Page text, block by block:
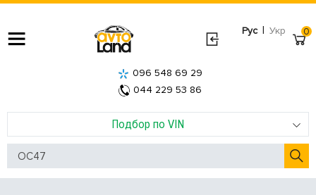
Рус | Укр
Подбор по VIN
096 548 69 29
044 229 53 86
0